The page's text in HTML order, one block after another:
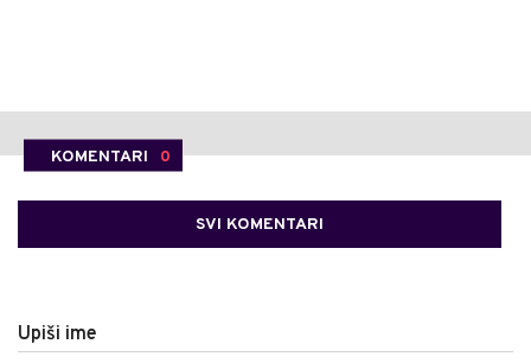
KOMENTARI 0
SVI KOMENTARI
Upiši ime